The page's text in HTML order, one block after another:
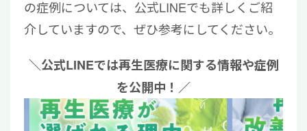
の症例については、公式LINEでも詳しくご紹
介していますので、ぜひ参考にしてください。
＼公式LINEでは再生医療に関する情報や症例
を公開中！／